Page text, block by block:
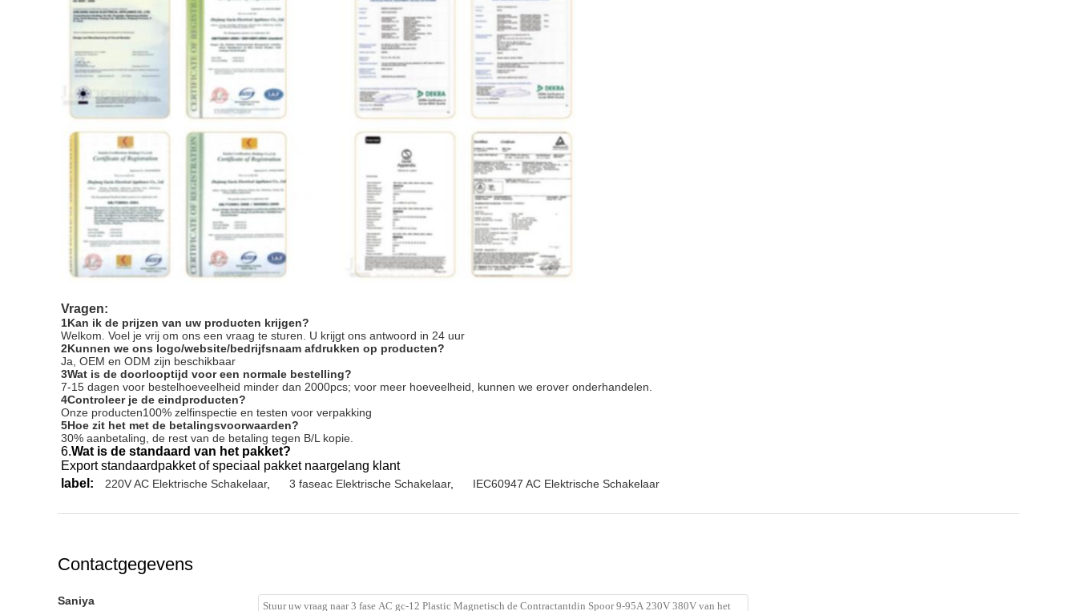
Vragen:
1Kan ik de prijzen van uw producten krijgen?
Welkom. Voel je vrij om ons een vraag te sturen. U krijgt ons antwoord in 24 uur
2Kunnen we ons logo/website/bedrijfsnaam afdrukken op producten?
Ja, OEM en ODM zijn beschikbaar
3Wat is de doorlooptijd voor een normale bestelling?
7-15 dagen voor bestelhoeveelheid minder dan 2000pcs; voor meer hoeveelheid, kunnen we erover onderhandelen.
4Controleer je de eindproducten?
Onze producten100% zelfinspectie en testen voor verpakking
5Hoe zit het met de betalingsvoorwaarden?
30% aanbetaling, de rest van de betaling tegen B/L kopie.
6.Wat is de standaard van het pakket?
Export standaardpakket of speciaal pakket naargelang klant
label:
220V AC Elektrische Schakelaar, 3 faseac Elektrische Schakelaar, IEC60947 AC Elektrische Schakelaar
Contactgegevens
Saniya